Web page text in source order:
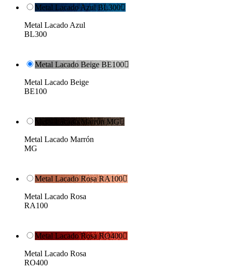
Metal Lacado Azul BL300
Metal Lacado Azul
BL300
Metal Lacado Beige BE100
Metal Lacado Beige
BE100
Metal Lacado Marrón MG
Metal Lacado Marrón
MG
Metal Lacado Rosa RA100
Metal Lacado Rosa
RA100
Metal Lacado Rosa RO400
Metal Lacado Rosa
RO400